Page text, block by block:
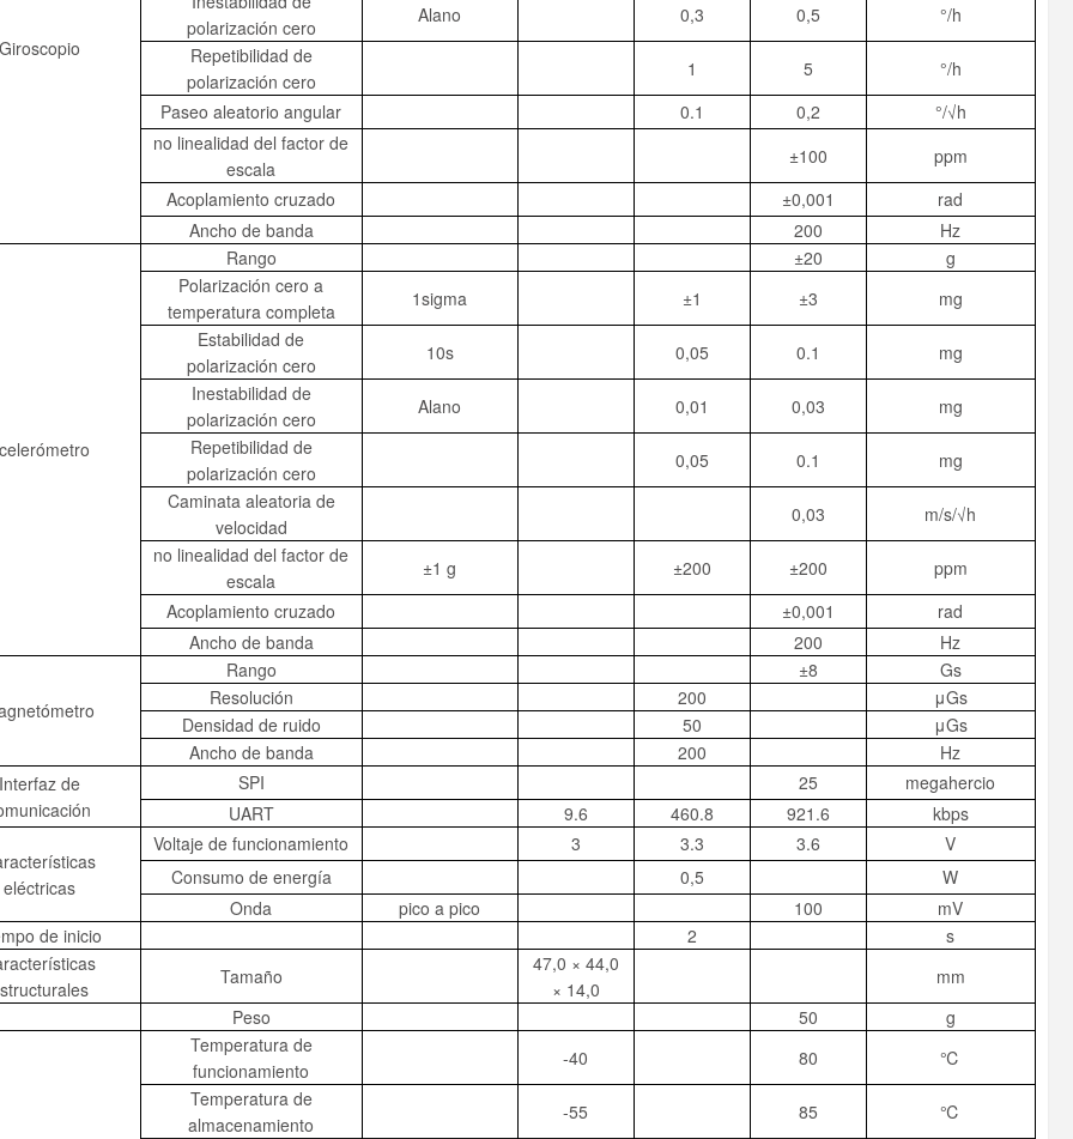
polarización cero
Alano 0,3 0,5
°/h
Repetibilidad de
polarización cero
1 5
°/h
Paseo aleatorio angular
0.1 0,2
°/√h
no linealidad del factor de
escala
±100
ppm
Acoplamiento cruzado
±0,001
rad
Ancho de banda
200 Hz
Rango ±20
g
Polarización cero a
temperatura completa
1sigma ±1 ±3
mg
Estabilidad de
polarización cero
10s 0,05 0.1
mg
Inestabilidad de
polarización cero
Alano 0,01 0,03
mg
Repetibilidad de
polarización cero
0,05 0.1
mg
Caminata aleatoria de
velocidad
0,03
m/s/√h
no linealidad del factor de
escala
±1 g ±200 ±200
ppm
Acoplamiento cruzado
±0,001
rad
Ancho de banda
200 Hz
Rango ±8
Gs
Resolución
200
μGs
Densidad de ruido
50
μGs
Ancho de banda
200
Hz
de
SPI 25
megahercio
UART
9.6 460.8 921.6
kbps
eléctricas
Voltaje de funcionamiento 3 3.3 3.6
V
Consumo de energía
0,5
W
Onda
pico a pico 100
mV
de inicio
2
s
Tamaño
47,0 × 44,0
× 14,0
mm
Peso
50 g
Temperatura de
funcionamiento
-40 80
℃
Temperatura de
almacenamiento
-55 85 ℃